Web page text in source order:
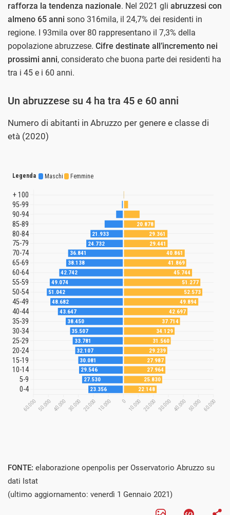
rafforza la tendenza nazionale. Nel 2021 gli abruzzesi con
almeno 65 anni sono 316mila, il 24,7% dei residenti in
regione. I 93mila over 80 rappresentano il 7,3% della
popolazione abruzzese. Cifre destinate all’incremento nei
prossimi anni, considerato che buona parte dei residenti ha
tra i 45 e i 60 anni.
Un abruzzese su 4 ha tra 45 e 60 anni
Numero di abitanti in Abruzzo per genere e classe di
età (2020)
FONTE: elaborazione openpolis per Osservatorio Abruzzo su
dati Istat
(ultimo aggiornamento: venerdì 1 Gennaio 2021)